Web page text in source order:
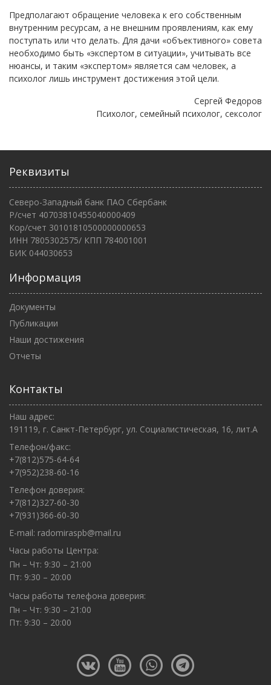
Предполагают обращение человека к его собственным
внутренним ресурсам, а не внешним проявлениям, как ему
поступать или что делать. Для дачи «объективного» совета
необходимо быть «экспертом в ситуации», учитывать все
нюансы, и таким «экспертом» является сам человек, а
психолог лишь инструмент достижения этой цели.
Сергей Федоров
Психолог, семейный психолог, сексолог
Реквизиты
Северо-Западный банк ПАО Сбербанк
Р/счет 40703810455040000409
Кор/счет 30101810500000000653
ИНН 7805302575/ КПП 784001001
БИК 044030653
Информация
Документы
Публикации
Наши достижения
Отчеты
Контакты
Наш адрес:
191119, г. Санкт-Петербург, ул. Социалистическая, 16, лит.А
Телефон/факс:
+7(812)575-64-64
+7(952)238-60-16
Телефон доверия:
+7(812)327-60-30
+7(931)366-60-30
E-mail: radomiraspb@mail.ru
Часы работы Центра:
Пн – Чт: 9:30 – 21:00
Пт: 9:30 – 20:00
Часы работы телефона доверия:
Пн – Чт: 9:30 – 21:00
Пт: 9:30 – 20:00